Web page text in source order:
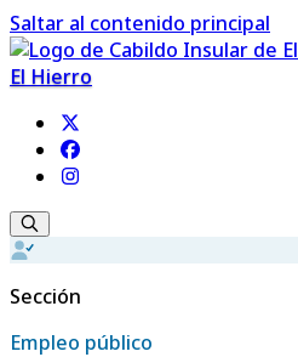
Saltar al contenido principal
El Hierro
Sección
Empleo público